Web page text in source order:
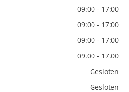
09:00 - 17:00
09:00 - 17:00
09:00 - 17:00
09:00 - 17:00
Gesloten
Gesloten